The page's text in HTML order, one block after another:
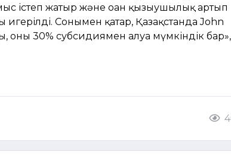
істеп жатыр және оған қызығушылық артып
игерілді. Сонымен қатар, Қазақстанда John
оны 30% субсидиямен алуға мүмкіндік бар»,